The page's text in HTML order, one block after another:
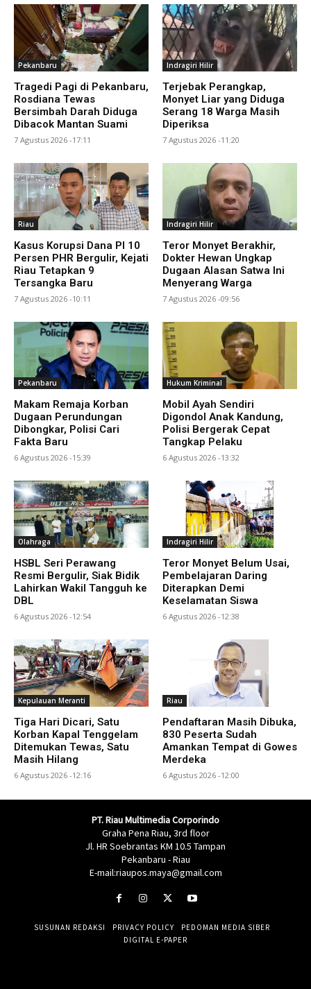
Pekanbaru
Tragedi Pagi di Pekanbaru,
Rosdiana Tewas
Bersimbah Darah Diduga
Dibacok Mantan Suami
7 Agustus 2026 -17:11
Indragiri Hilir
Terjebak Perangkap,
Monyet Liar yang Diduga
Serang 18 Warga Masih
Diperiksa
7 Agustus 2026 -11:20
Riau
Kasus Korupsi Dana PI 10
Persen PHR Bergulir, Kejati
Riau Tetapkan 9
Tersangka Baru
7 Agustus 2026 -10:11
Indragiri Hilir
Teror Monyet Berakhir,
Dokter Hewan Ungkap
Dugaan Alasan Satwa Ini
Menyerang Warga
7 Agustus 2026 -09:56
Pekanbaru
Makam Remaja Korban
Dugaan Perundungan
Dibongkar, Polisi Cari
Fakta Baru
6 Agustus 2026 -15:39
Hukum Kriminal
Mobil Ayah Sendiri
Digondol Anak Kandung,
Polisi Bergerak Cepat
Tangkap Pelaku
6 Agustus 2026 -13:32
Olahraga
HSBL Seri Perawang
Resmi Bergulir, Siak Bidik
Lahirkan Wakil Tangguh ke
DBL
6 Agustus 2026 -12:54
Indragiri Hilir
Teror Monyet Belum Usai,
Pembelajaran Daring
Diterapkan Demi
Keselamatan Siswa
6 Agustus 2026 -12:38
Kepulauan Meranti
Tiga Hari Dicari, Satu
Korban Kapal Tenggelam
Ditemukan Tewas, Satu
Masih Hilang
6 Agustus 2026 -12:16
Riau
Pendaftaran Masih Dibuka,
830 Peserta Sudah
Amankan Tempat di Gowes
Merdeka
6 Agustus 2026 -12:00
PT. Riau Multimedia Corporindo
Graha Pena Riau, 3rd floor
Jl. HR Soebrantas KM 10.5 Tampan
Pekanbaru - Riau
E-mail:riaupos.maya@gmail.com
SUSUNAN REDAKSI PRIVACY POLICY
PEDOMAN MEDIA SIBER
DIGITAL E-PAPER